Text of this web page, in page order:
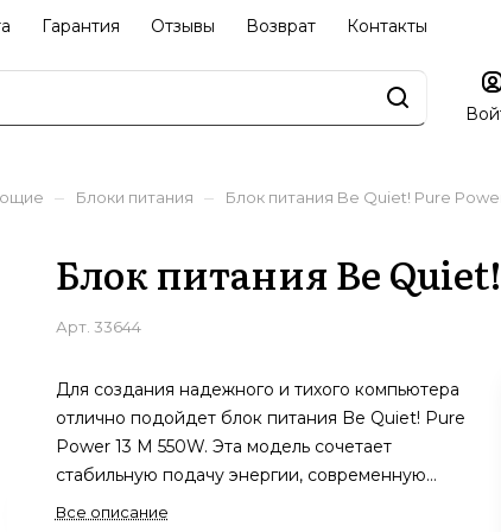
Гарантия Отзывы Возврат Контакты
– Блоки питания – Блок питания Be Quiet! Pure
Блок питания Be
Арт. 33644
Для создания надежного и тихого компьютера
отлично подойдет блок питания Be Quiet! Pure
Power 13 M 550W. Эта модель сочетает
стабильную подачу энергии, современную
технологичность и удобство установки, что
Все описание